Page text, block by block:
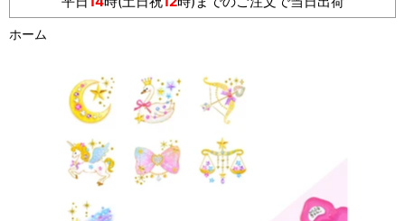
ホーム